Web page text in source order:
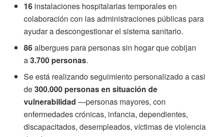
16 instalaciones hospitalarias temporales en
colaboración con las administraciones públicas para
ayudar a descongestionar el sistema sanitario.
86albergues para personas sin hogar que cobijan
a3.700 personas.
Se está realizando seguimiento personalizado a casi
de300.000 personas en situación de
vulnerabilidad —personas mayores, con
enfermedades crónicas, infancia, dependientes,
discapacitados, desempleados, víctimas de violencia